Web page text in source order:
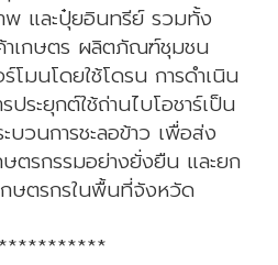
พ และปุ๋ยอินทรีย์ รวมทั้ง
าเกษตร ผลิตภัณฑ์ชุมชน
โมนโดยใช้โดรน การดำเนิน
ระยุกต์ใช้ถ่านไบโอชาร์เป็น
วนการชะลอข้าว เพื่อส่ง
ตรกรรมอย่างยั่งยืน และยก
ษตรกรในพื้นที่จังหวัด